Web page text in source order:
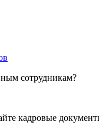
сотрудникам?
кадровые